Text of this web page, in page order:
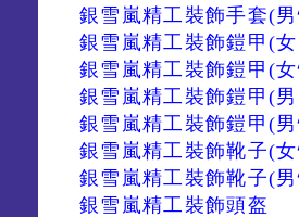
銀雪嵐精工裝飾手套(
銀雪嵐精工裝飾鎧甲(
銀雪嵐精工裝飾鎧甲(
銀雪嵐精工裝飾鎧甲(
銀雪嵐精工裝飾鎧甲(
銀雪嵐精工裝飾靴子(
銀雪嵐精工裝飾靴子(
銀雪嵐精工裝飾頭盔